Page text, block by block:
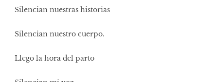
Silencian nuestras historias
Silencian nuestro cuerpo.
Llego la hora del parto